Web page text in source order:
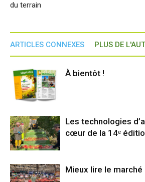
du terrain
ARTICLES CONNEXES PLUS DE
À bientôt !
Les technologies
cœur de la 14ᵉ
Mieux lire le